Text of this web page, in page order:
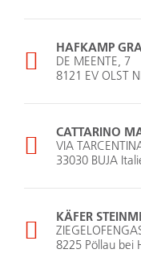
HAFKAMP
DE MEENTE, 7
8121 EV OLST
CATTARINO
VIA
33030 BUJA
KÄFER
8225 Pöllau bei